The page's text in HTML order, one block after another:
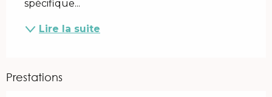
spécifique...
Lire la suite
Prestations